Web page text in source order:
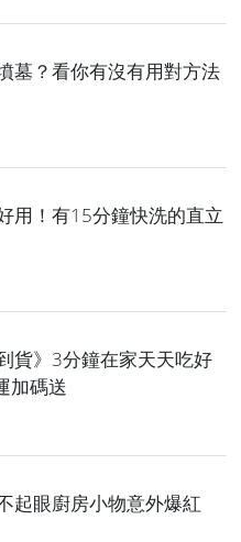
墓？看你有沒有用對方法
用！有15分鐘快洗的直立
貨》3分鐘在家天天吃好
加碼送
起眼廚房小物意外爆紅